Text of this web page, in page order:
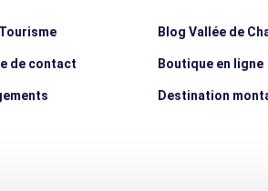
de contact
Blog Vallée de
Boutique en ligne
Destination